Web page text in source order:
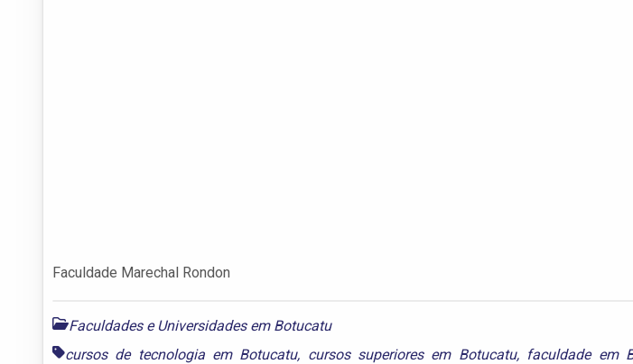
Faculdade Marechal Rondon
Faculdades e Universidades em Botucatu
cursos de tecnologia em Botucatu, cursos superiores em Botucatu, faculdade em